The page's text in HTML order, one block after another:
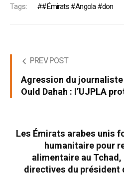
Tags: #Émirats #Angola #don
PREV POST
Agression du
Ould Dahah : l’UJPLA
Les Émirats arabes unis
humanitaire pour
alimentaire au
directives du président